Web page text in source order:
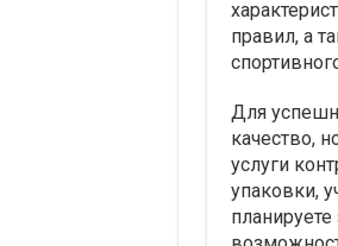
правил, а
Для
качество,
услуги
упаковки,